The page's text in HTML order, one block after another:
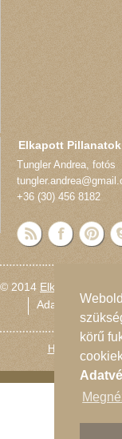
körű
Elkapott
Tungler Andrea fotós
+36 (30) 456 8182
© 2014 Elkapott
Adatvédelmi